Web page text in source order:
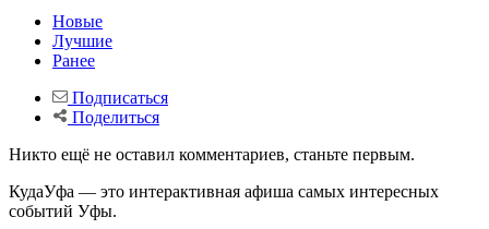
событий Уфы.
КудаУфа в курсе всех событий, которые пройдут в Уфе .
нам!
Якутова, улица Ленина, музеи и центр с запасом до поезда.
Не знаете что посетить в Уфе? Ищете где погулять с ребенком,
куда сходить с парнем или девушкой? Выбираете место для